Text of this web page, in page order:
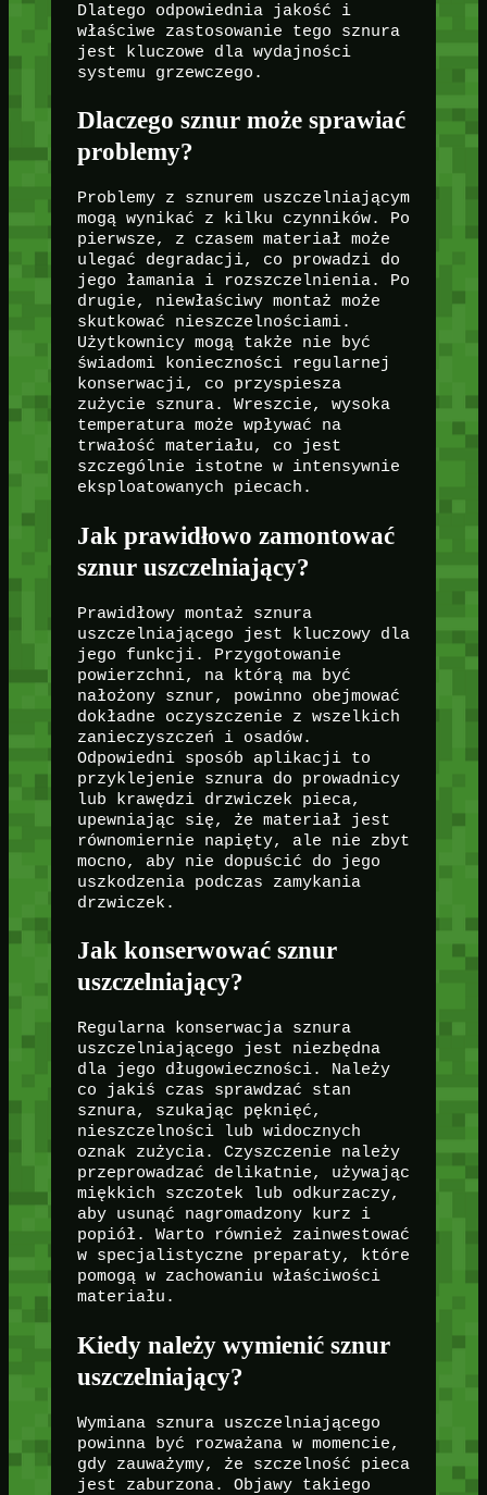
Dlatego odpowiednia jakość i
właściwe zastosowanie tego sznura
jest kluczowe dla wydajności
systemu grzewczego.
Dlaczego sznur może sprawiać
problemy?
Problemy z sznurem uszczelniającym
mogą wynikać z kilku czynników. Po
pierwsze, z czasem materiał może
ulegać degradacji, co prowadzi do
jego łamania i rozszczelnienia. Po
drugie, niewłaściwy montaż może
skutkować nieszczelnościami.
Użytkownicy mogą także nie być
świadomi konieczności regularnej
konserwacji, co przyspiesza
zużycie sznura. Wreszcie, wysoka
temperatura może wpływać na
trwałość materiału, co jest
szczególnie istotne w intensywnie
eksploatowanych piecach.
Jak prawidłowo zamontować
sznur uszczelniający?
Prawidłowy montaż sznura
uszczelniającego jest kluczowy dla
jego funkcji. Przygotowanie
powierzchni, na którą ma być
nałożony sznur, powinno obejmować
dokładne oczyszczenie z wszelkich
zanieczyszczeń i osadów.
Odpowiedni sposób aplikacji to
przyklejenie sznura do prowadnicy
lub krawędzi drzwiczek pieca,
upewniając się, że materiał jest
równomiernie napięty, ale nie zbyt
mocno, aby nie dopuścić do jego
uszkodzenia podczas zamykania
drzwiczek.
Jak konserwować sznur
uszczelniający?
Regularna konserwacja sznura
uszczelniającego jest niezbędna
dla jego długowieczności. Należy
co jakiś czas sprawdzać stan
sznura, szukając pęknięć,
nieszczelności lub widocznych
oznak zużycia. Czyszczenie należy
przeprowadzać delikatnie, używając
miękkich szczotek lub odkurzaczy,
aby usunąć nagromadzony kurz i
popiół. Warto również zainwestować
w specjalistyczne preparaty, które
pomogą w zachowaniu właściwości
materiału.
Kiedy należy wymienić sznur
uszczelniający?
Wymiana sznura uszczelniającego
powinna być rozważana w momencie,
gdy zauważymy, że szczelność pieca
jest zaburzona. Objawy takiego